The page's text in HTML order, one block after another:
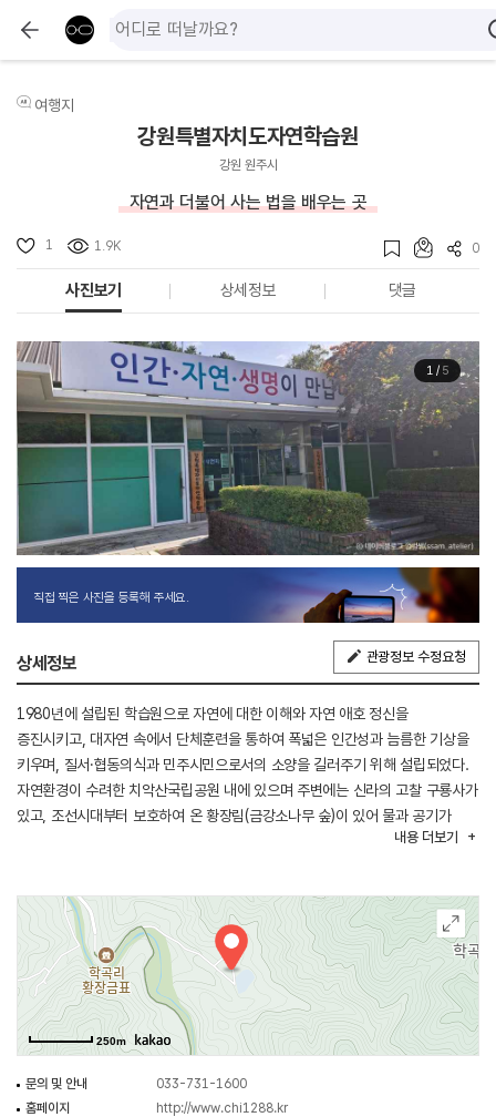
여행지
강원특별자치도자연학습원
강원 원주시
자연과 더불어 사는 법을 배우는 곳
1 1.9K 0
사진보기 상세정보 댓글
1/ 5
직접 찍은 사진을 등록해 주세요.
상세정보 관광정보 수정요청
1980년에 설립된 학습원으로 자연에 대한 이해와 자연 애호 정신을
증진시키고, 대자연 속에서 단체훈련을 통하여 폭넓은 인간성과 늠름한 기상을
키우며, 질서·협동의식과 민주시민으로서의 소양을 길러주기 위해 설립되었다.
자연환경이 수려한 치악산국립공원 내에 있으며 주변에는 신라의 고찰 구룡사가
있고, 조선시대부터 보호하여 온 황장림(금강소나무 숲)이 있어 물과 공기가
내용 더보기
250m
문의 및 안내
033-731-1600
홈페이지
http://www.chi1288.kr